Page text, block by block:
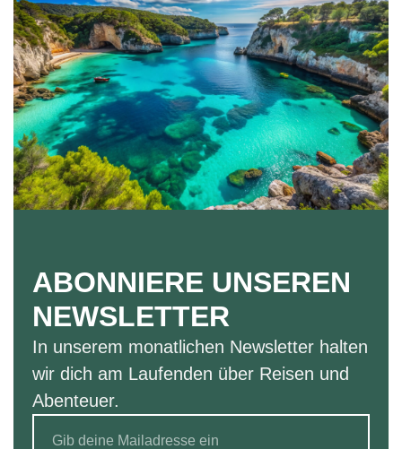
ABONNIERE UNSEREN
NEWSLETTER
In unserem monatlichen Newsletter halten
wir dich am Laufenden über Reisen und
Abenteuer.